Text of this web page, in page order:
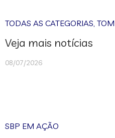
TODAS AS CATEGORIAS,
Veja mais notícias
08/07/2026
SBP EM AÇÃO